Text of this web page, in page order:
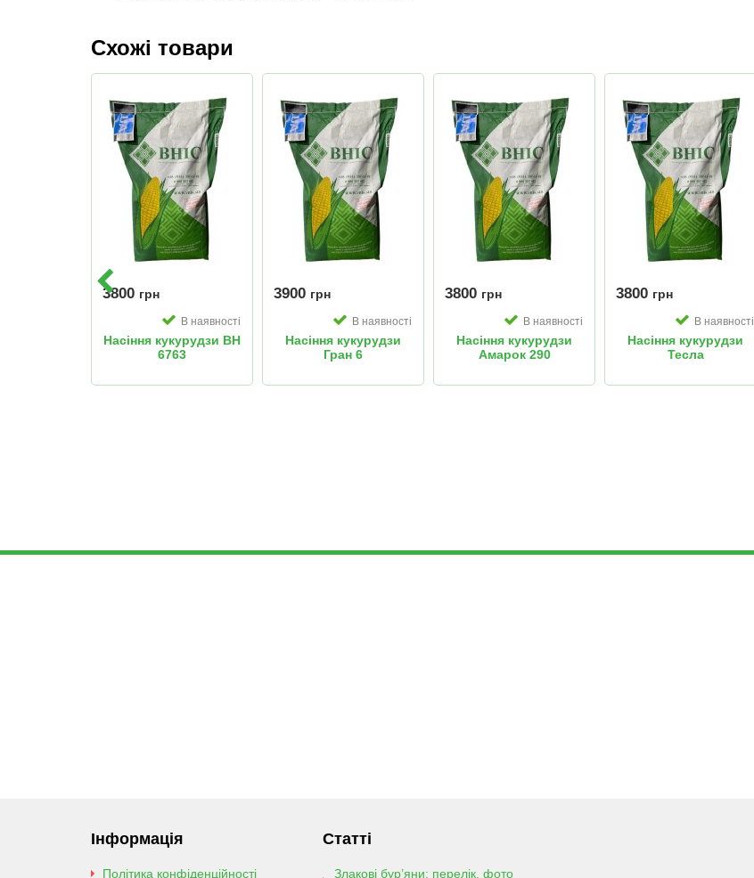
Схожі товари
3800 грн
В наявності
Насіння кукурудзи ВН
6763
3900 грн
В наявності
Насіння кукурудзи
Гран 6
3800 грн
В наявності
Насіння кукурудзи
Амарок 290
3800 грн
В наявності
Насіння кукурудзи
Тесла
Інформація
Політика конфіденційності
Статті
Злакові бур’яни: перелік, фото